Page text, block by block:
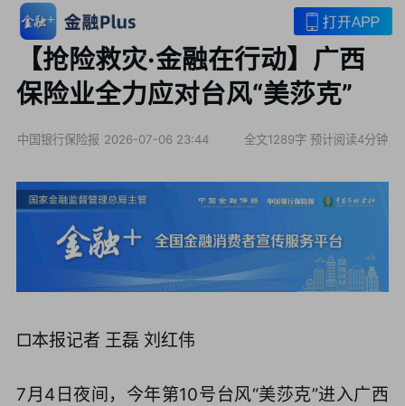
【抢险救灾·金融在行动】广西
保险业全力应对台风“美莎克”
中国银行保险报 2026-07-06 23:44 全文1289字 预计阅读4分钟
□本报记者 王磊 刘红伟
7月4日夜间，今年第10号台风“美莎克”进入广西